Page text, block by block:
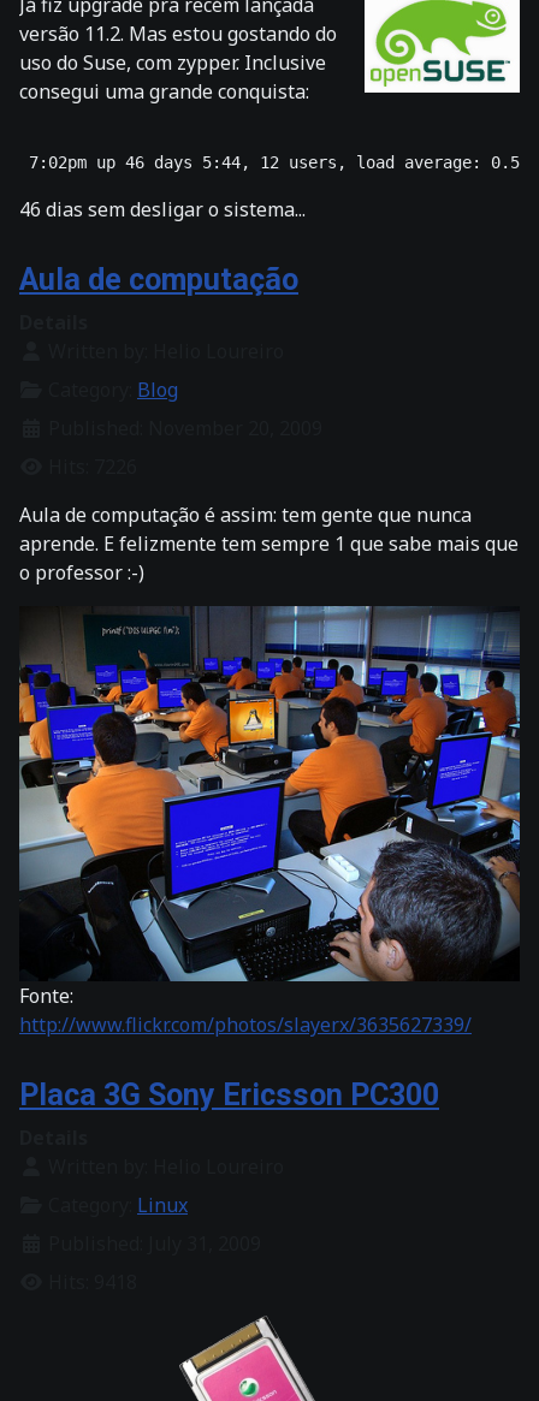
versão 11.2. Mas estou gostando do
uso do Suse, com zypper. Inclusive
consegui uma grande conquista:
46 dias sem desligar o sistema...
Aula de computação
Blog
Aula de computação é assim: tem gente que nunca
aprende. E felizmente tem sempre 1 que sabe mais que
o professor :-)
Fonte:
http://www.flickr.com/photos/slayerx/3635627339/
Placa 3G Sony Ericsson PC300
Linux